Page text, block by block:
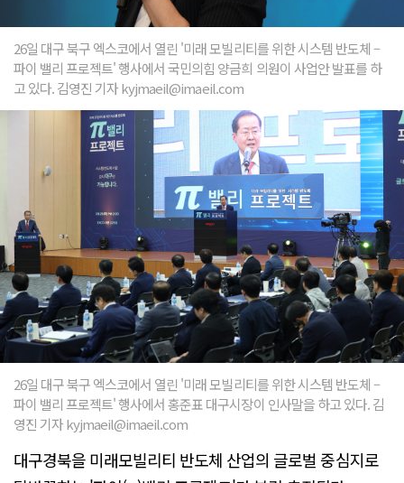
26일 대구 북구 엑스코에서 열린 '미래 모빌리티를 위한 시스템 반도체 –
파이 밸리 프로젝트' 행사에서 국민의힘 양금희 의원이 사업안 발표를 하
고 있다. 김영진 기자 kyjmaeil@imaeil.com
26일 대구 북구 엑스코에서 열린 '미래 모빌리티를 위한 시스템 반도체 –
파이 밸리 프로젝트' 행사에서 홍준표 대구시장이 인사말을 하고 있다. 김
영진 기자 kyjmaeil@imaeil.com
대구경북을 미래모빌리티 반도체 산업의 글로벌 중심지로